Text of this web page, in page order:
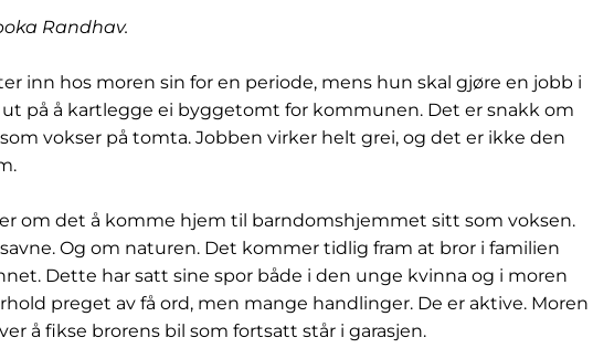
Randhav.
inn hos moren sin for en periode, mens hun skal gjøre en jobb i
på å kartlegge ei byggetomt for kommunen. Det er snakk om
vokser på tomta. Jobben virker helt grei, og det er ikke den
om det å komme hjem til barndomshjemmet sitt som voksen.
Og om naturen. Det kommer tidlig fram at bror i familien
Dette har satt sine spor både i den unge kvinna og i moren
preget av få ord, men mange handlinger. De er aktive. Moren
å fikse brorens bil som fortsatt står i garasjen.